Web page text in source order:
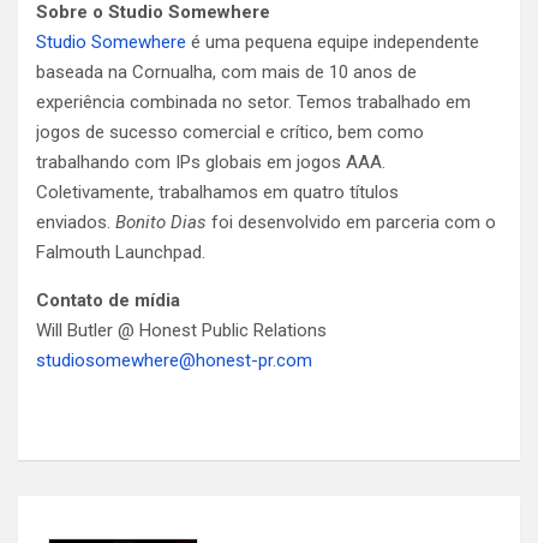
Sobre o Studio Somewhere
Studio Somewhere é uma pequena equipe independente
baseada na Cornualha, com mais de 10 anos de
experiência combinada no setor. Temos trabalhado em
jogos de sucesso comercial e crítico, bem como
trabalhando com IPs globais em jogos AAA.
Coletivamente, trabalhamos em quatro títulos
enviados. Bonito Dias foi desenvolvido em parceria com o
Falmouth Launchpad.
Contato de mídia
Will Butler @ Honest Public Relations
studiosomewhere@honest-pr.com